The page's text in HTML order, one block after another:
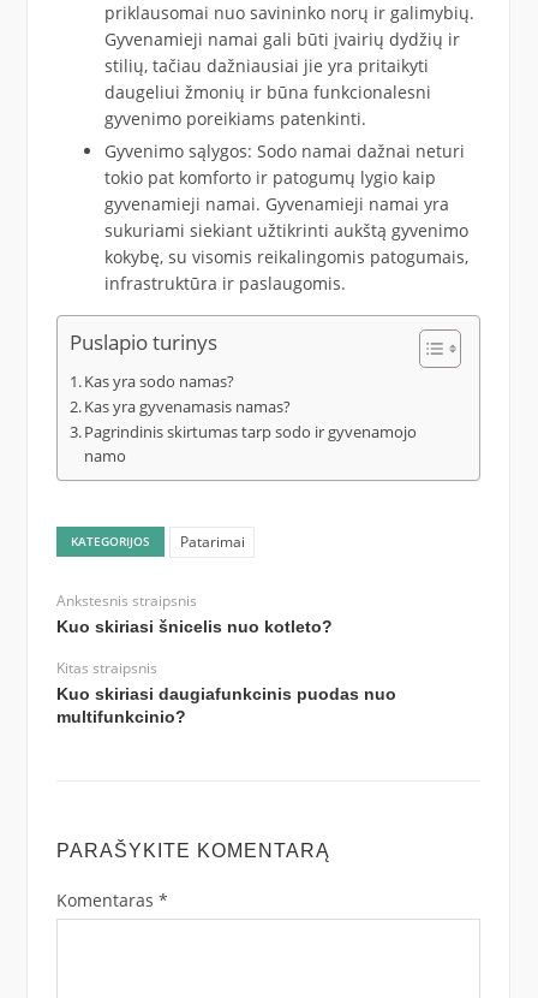
priklausomai nuo savininko norų ir galimybių.
Gyvenamieji namai gali būti įvairių dydžių ir
stilių, tačiau dažniausiai jie yra pritaikyti
daugeliui žmonių ir būna funkcionalesni
gyvenimo poreikiams patenkinti.
Gyvenimo sąlygos: Sodo namai dažnai neturi
tokio pat komforto ir patogumų lygio kaip
gyvenamieji namai. Gyvenamieji namai yra
sukuriami siekiant užtikrinti aukštą gyvenimo
kokybę, su visomis reikalingomis patogumais,
infrastruktūra ir paslaugomis.
Puslapio turinys
Kas yra sodo namas?
Kas yra gyvenamasis namas?
Pagrindinis skirtumas tarp sodo ir gyvenamojo
namo
KATEGORIJOS Patarimai
Ankstesnis straipsnis
Kuo skiriasi šnicelis nuo kotleto?
Kitas straipsnis
Kuo skiriasi daugiafunkcinis puodas nuo
multifunkcinio?
PARAŠYKITE KOMENTARĄ
Komentaras *